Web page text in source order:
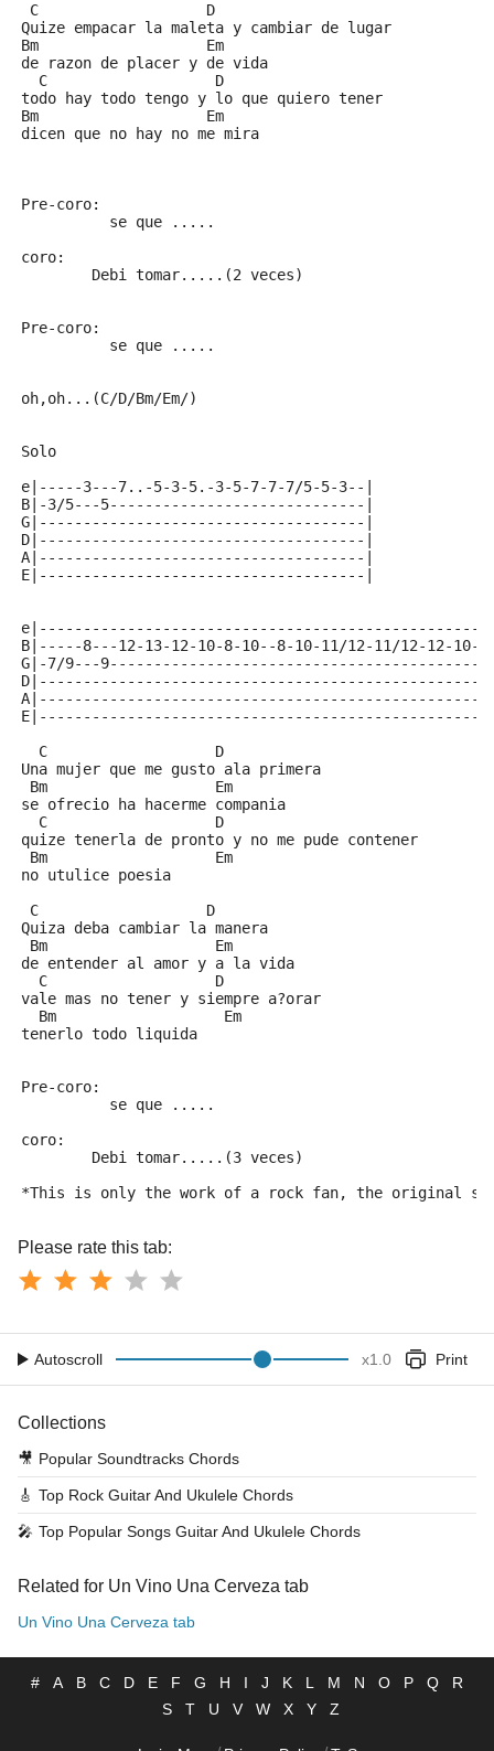
C                   D
Quize empacar la maleta y cambiar de lugar
Bm                   Em
de razon de placer y de vida
  C                   D
todo hay todo tengo y lo que quiero tener
Bm                   Em
dicen que no hay no me mira
Pre-coro:
          se que .....
coro:
        Debi tomar.....(2 veces)
Pre-coro:
          se que .....
oh,oh...(C/D/Bm/Em/)
Solo
e|-----3---7..-5-3-5.-3-5-7-7-7/5-5-3--|
B|-3/5---5-----------------------------|
G|-------------------------------------|
D|-------------------------------------|
A|-------------------------------------|
E|-------------------------------------|
B|-----8---12-13-12-10-8-10--8-10-11/12-11/12-12-
G|-7/9---
  C                   D
Una mujer que me gusto ala primera
Bm                   Em
se ofrecio ha hacerme compania
  C                   D
quize tenerla de pronto y no me pude contener
Bm                   Em
no utulice poesia
C                   D
Quiza deba cambiar la manera
Bm                   Em
de entender al amor y a la vida
  C                   D
vale mas no tener y siempre a?orar
  Bm                   Em
tenerlo todo liquida
Pre-coro:
          se que .....
coro:
        Debi tomar.....(3 veces)
*This is only the work of a rock fan, the original
Please rate this tab:
Autoscroll x1.0 Print
Collections
🎥 Popular Soundtracks Chords
🎸 Top Rock Guitar And Ukulele Chords
🎤 Top Popular Songs Guitar And Ukulele Chords
Related for Un Vino Una Cerveza tab
Un Vino Una Cerveza tab
# A B C D E F G H I J K L M N O P Q
R
S
T U V W X Y Z